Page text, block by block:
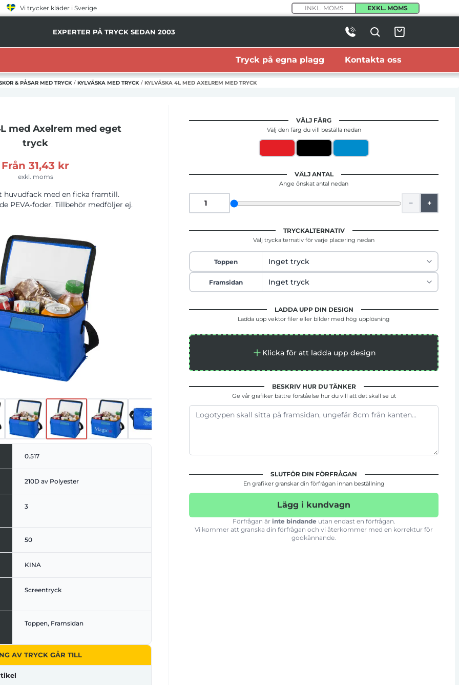
Vi trycker kläder i Sverige INKL. MOMS EXKL. MOMS
EXPERTER PÅ TRYCK SEDAN 2003
Tryck på egna plagg Kontakta oss
& PÅSAR MED TRYCK / KYLVÄSKA MED TRYCK / KYLVÄSKA 4L MED AXELREM MED TRYCK
med Axelrem med eget
tryck
Från 31,43 kr
exkl. moms
huvudfack med en ficka framtill.
PEVA-foder. Tillbehör medföljer ej.
0.517
210D av Polyester
3
50
KINA
Screentryck
Toppen, Framsidan
AV TRYCK GÅR TILL
VÄLJ FÄRG
Välj den färg du vill beställa nedan
VÄLJ ANTAL
Ange önskat antal nedan
− +
TRYCKALTERNATIV
Välj tryckalternativ för varje placering nedan
Toppen
Framsidan
LADDA UPP DIN DESIGN
Ladda upp vektor filer eller bilder med hög upplösning
Klicka för att ladda upp design
BESKRIV HUR DU TÄNKER
Ge vår grafiker bättre förståelse hur du vill att det skall se ut
SLUTFÖR DIN FÖRFRÅGAN
En grafiker granskar din förfrågan innan beställning
Lägg i kundvagn
Förfrågan är inte bindande utan endast en förfrågan.
Vi kommer att granska din förfrågan och vi återkommer med en korrektur för
godkännande.